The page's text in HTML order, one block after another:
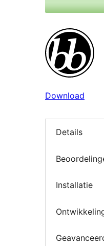
Download
Details
Installatie